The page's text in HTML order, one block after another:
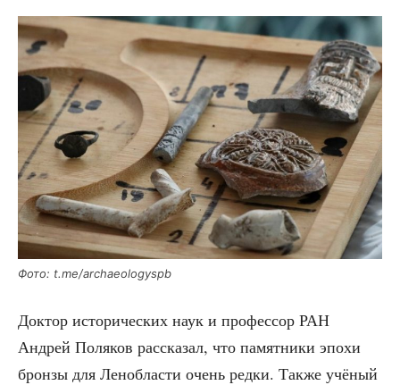
Фото: t.me/archaeologyspb
Док­тор исто­ри­че­ских наук и про­фес­сор РАН
Андрей Поля­ков рас­ска­зал, что памят­ни­ки эпо­хи
брон­зы для Ленобла­сти очень ред­ки. Так­же учё­ный